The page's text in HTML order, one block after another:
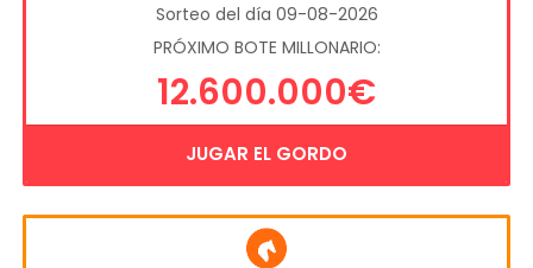
Sorteo del día 09-08-2026
PRÓXIMO BOTE MILLONARIO:
12.600.000€
JUGAR EL GORDO